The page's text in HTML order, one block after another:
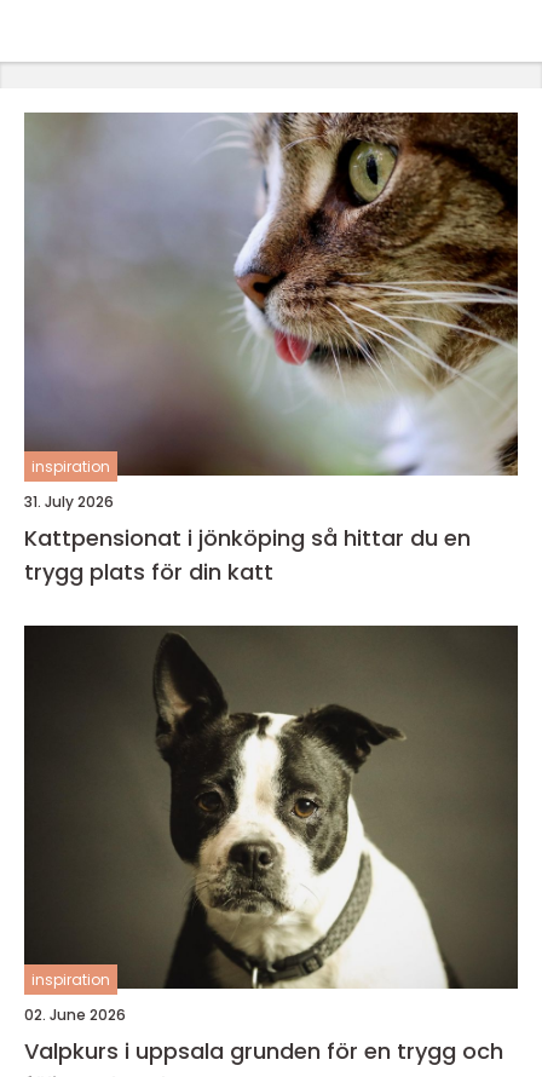
inspiration
31. July 2026
Kattpensionat i jönköping så hittar du en
trygg plats för din katt
inspiration
02. June 2026
Valpkurs i uppsala grunden för en trygg och